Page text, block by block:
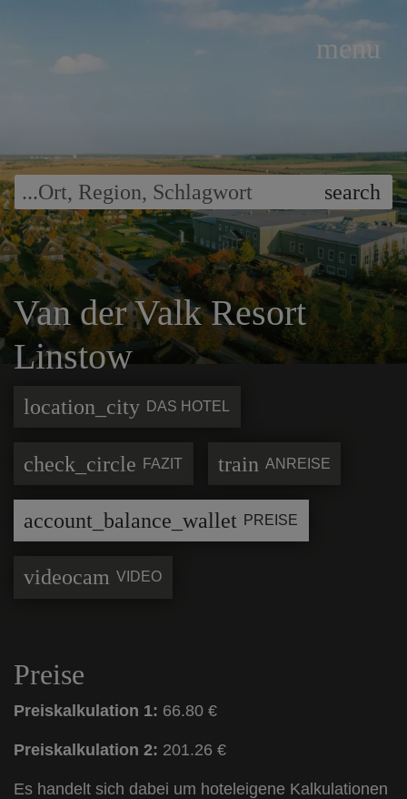
Suche z.B. nachHotel... search
menu
Van der Valk Resort
Linstow
location_city DAS HOTEL
check_circle FAZIT train ANREISE
account_balance_wallet PREISE
videocam VIDEO
Preise
Preiskalkulation 1: 66.80 €
Preiskalkulation 2: 201.26 €
Es handelt sich dabei um hoteleigene Kalkulationen